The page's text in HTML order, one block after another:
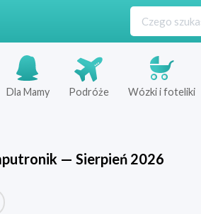
Dla Mamy Podróże Wózki i foteliki
— Sierpień 2026